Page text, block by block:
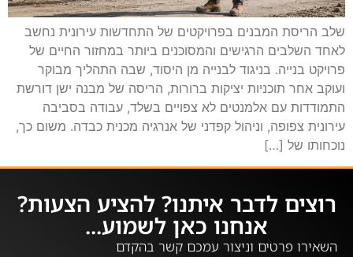
שלב הריסת המבנים בפרויקטים של התחדשות עירונית נחשב
לאחד השלבים הרגישים והמסוכנים ביותר במחזור החיים של
פרויקט בנייה. בניגוד לבנייה מן היסוד, שבה התהליך מבוקר
ועוקב אחר תוכניות יציקות ברורות, הריסה של מבנה ישן דורשת
התמודדות עם אלמנטים לא צפויים בשלד, עבודה בסביבה
עירונית צפופה, וניהול קפדני של אנרגיה מכנית כבדה. משום כך,
נוכחותו של […]
רוצים לדבר איתנו? להציע הצעות?
אנחנו כאן לשמוע...
השאירו פרטים וניצור עמכם קשר בהקדם